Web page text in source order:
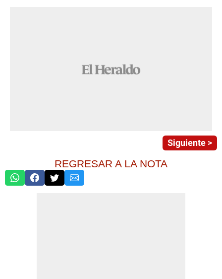
Siguiente >
REGRESAR A LA NOTA